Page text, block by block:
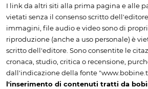
I link da altri siti alla prima pagina e alle
vietati senza il consenso scritto
immagini, file audio e video sono di
riproduzione (anche a uso personale) è
scritto dell'editore. Sono consentite le
cronaca, studio, critica o recensione,
dall'indicazione della fonte
l'inserimento di contenuti tratti da